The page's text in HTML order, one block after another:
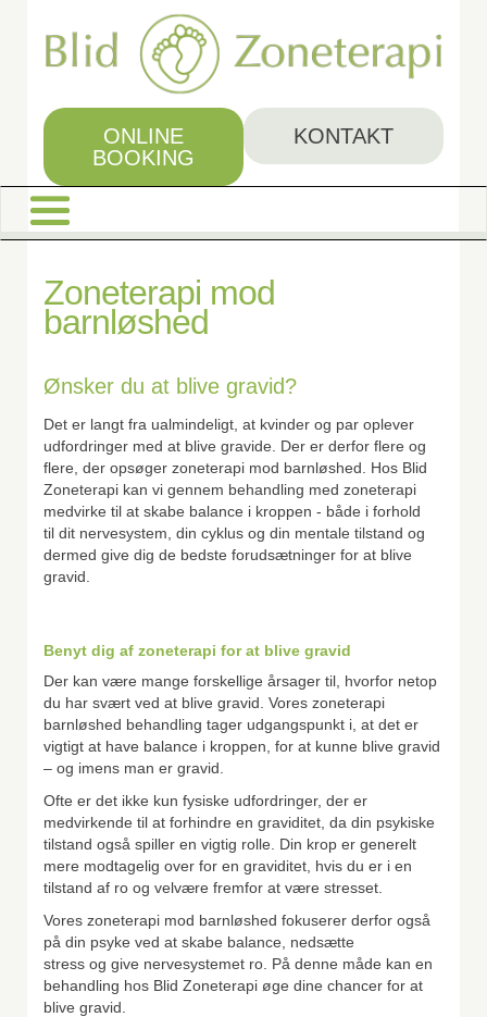
ONLINE
BOOKING
KONTAKT
Zoneterapi mod
barnløshed
Ønsker du at blive gravid?
Det er langt fra ualmindeligt, at kvinder og par oplever
udfordringer med at blive gravide. Der er derfor flere og
flere, der opsøger zoneterapi mod barnløshed. Hos Blid
Zoneterapi kan vi gennem behandling med zoneterapi
medvirke til at skabe balance i kroppen - både i forhold
til dit nervesystem, din cyklus og din mentale tilstand og
dermed give dig de bedste forudsætninger for at blive
gravid.
Benyt dig af zoneterapi for at blive gravid
Der kan være mange forskellige årsager til, hvorfor netop
du har svært ved at blive gravid. Vores zoneterapi
barnløshed behandling tager udgangspunkt i, at det er
vigtigt at have balance i kroppen, for at kunne blive gravid
– og imens man er gravid.
Ofte er det ikke kun fysiske udfordringer, der er
medvirkende til at forhindre en graviditet, da din psykiske
tilstand også spiller en vigtig rolle. Din krop er generelt
mere modtagelig over for en graviditet, hvis du er i en
tilstand af ro og velvære fremfor at være stresset.
Vores zoneterapi mod barnløshed fokuserer derfor også
på din psyke ved at skabe balance, nedsætte
stress og give nervesystemet ro. På denne måde kan en
behandling hos Blid Zoneterapi øge dine chancer for at
blive gravid.